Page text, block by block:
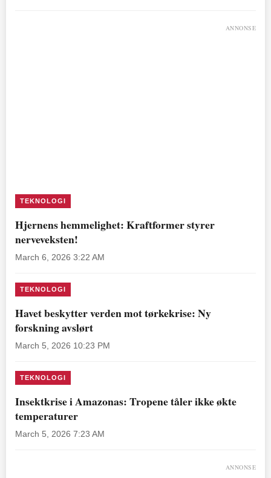
ANNONSE
TEKNOLOGI
Hjernens hemmelighet: Kraftformer styrer
nerveveksten!
March 6, 2026 3:22 AM
TEKNOLOGI
Havet beskytter verden mot tørkekrise: Ny
forskning avslørt
March 5, 2026 10:23 PM
TEKNOLOGI
Insektkrise i Amazonas: Tropene tåler ikke økte
temperaturer
March 5, 2026 7:23 AM
ANNONSE